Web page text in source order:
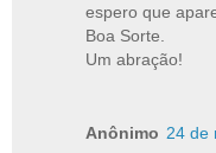
espero que
Boa Sorte.
Um abração!
Anônimo 24 de